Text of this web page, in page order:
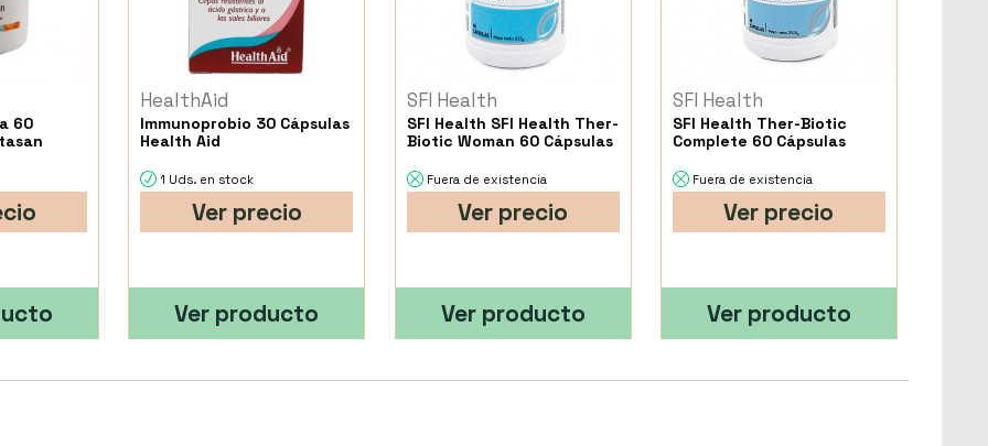
60
HealthAid
Immunoprobio 30 Cápsulas
Health Aid
1 Uds. en stock
Ver precio
Ver producto
SFI Health
SFI Health SFI Health Ther-
Biotic Woman 60 Cápsulas
Fuera de existencia
Ver precio
Ver producto
SFI Health
SFI Health Ther-Biotic
Complete 60 Cápsulas
Fuera de existencia
Ver precio
Ver producto